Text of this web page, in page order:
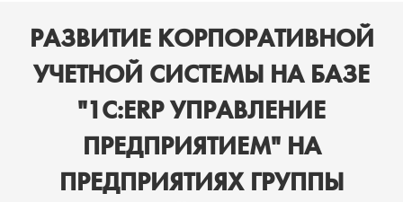
РАЗВИТИЕ КОРПОРАТИВНОЙ
УЧЕТНОЙ СИСТЕМЫ НА БАЗЕ
"1С:ERP УПРАВЛЕНИЕ
ПРЕДПРИЯТИЕМ" НА
ПРЕДПРИЯТИЯХ ГРУППЫ